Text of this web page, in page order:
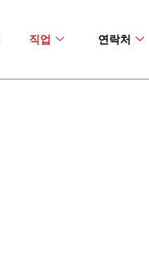
직업 연락처